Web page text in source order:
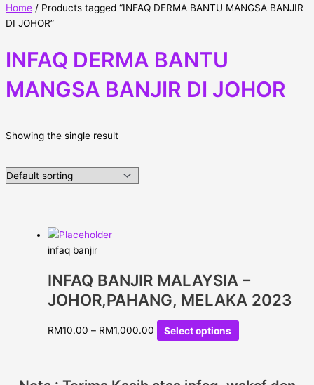
Home / Products tagged “INFAQ DERMA BANTU MANGSA BANJIR
DI JOHOR”
INFAQ DERMA BANTU
MANGSA BANJIR DI JOHOR
Showing the single result
infaq banjir
INFAQ BANJIR MALAYSIA –
JOHOR,PAHANG, MELAKA 2023
RM10.00 – RM1,000.00 Select options